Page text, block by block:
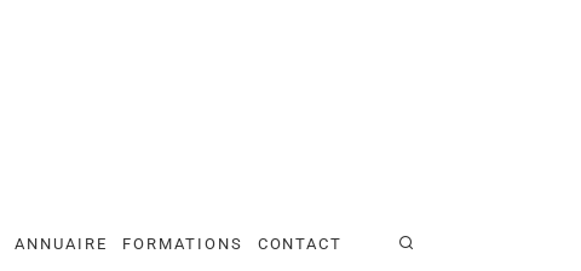
ANNUAIRE FORMATIONS CONTACT